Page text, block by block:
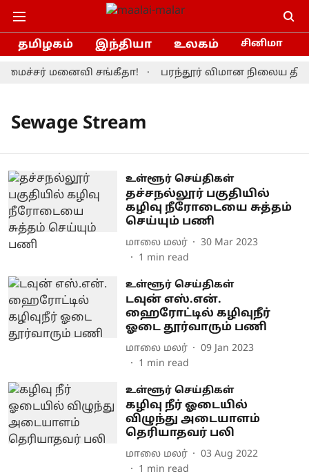
தமிழகம் இந்தியா உலகம் சினிமா
மனைவி சங்கீதா! பரந்தூர் விமான நிலைய
Sewage Stream
உள்ளூர் செய்திகள்
தச்சநல்லூர் பகுதியில்
கழிவு நீரோடையை சுத்தம்
செய்யும் பணி
மாலை மலர்
30 Mar 2023
1 min read
உள்ளூர் செய்திகள்
டவுன் எஸ்.என்.
ஹைரோட்டில் கழிவுநீர்
ஓடை தூர்வாரும் பணி
மாலை மலர்
09 Jan 2023
1 min read
உள்ளூர் செய்திகள்
கழிவு நீர் ஓடையில்
விழுந்து அடையாளம்
தெரியாதவர் பலி
மாலை மலர்
03 Aug 2022
1 min read